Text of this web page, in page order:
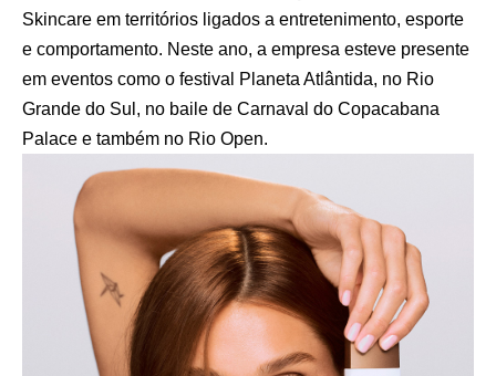
Skincare em territórios ligados a entretenimento, esporte
e comportamento. Neste ano, a empresa esteve presente
em eventos como o festival Planeta Atlântida, no Rio
Grande do Sul, no baile de Carnaval do Copacabana
Palace e também no Rio Open.